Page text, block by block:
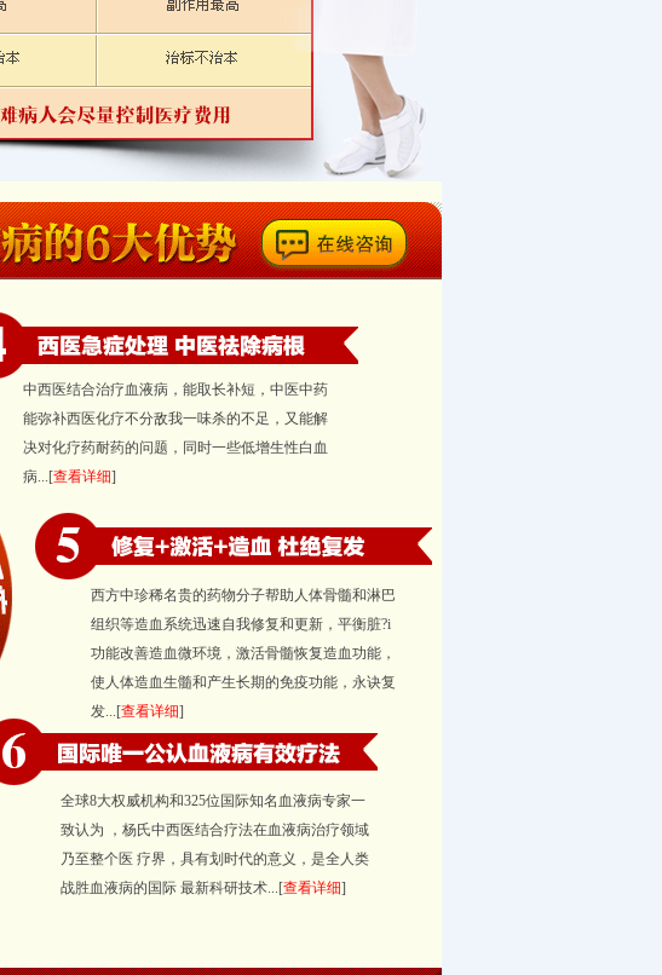
中西医结合治疗血液病，能取长补短，中医中药
能弥补西医化疗不分敌我一味杀的不足，又能解
决对化疗药耐药的问题，同时一些低增生性白血
病...[查看详细]
西方中珍稀名贵的药物分子帮助人体骨髓和淋巴
组织等造血系统迅速自我修复和更新，平衡脏?i
功能改善造血微环境，激活骨髓恢复造血功能，
使人体造血生髓和产生长期的免疫功能，永诀复
发...[查看详细]
全球8大权威机构和325位国际知名血液病专家一
致认为 ，杨氏中西医结合疗法在血液病治疗领域
乃至整个医 疗界，具有划时代的意义，是全人类
战胜血液病的国际 最新科研技术...[查看详细]